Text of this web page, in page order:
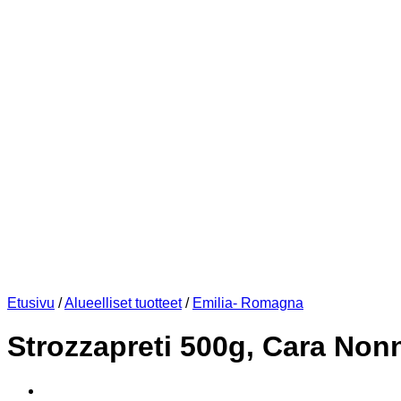
Etusivu /Alueelliset tuotteet / Emilia- Romagna
Strozzapreti 500g, Cara